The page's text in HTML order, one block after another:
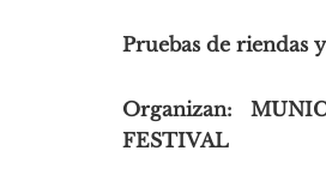
Pruebas de riendas
Organizan:
FESTIVAL